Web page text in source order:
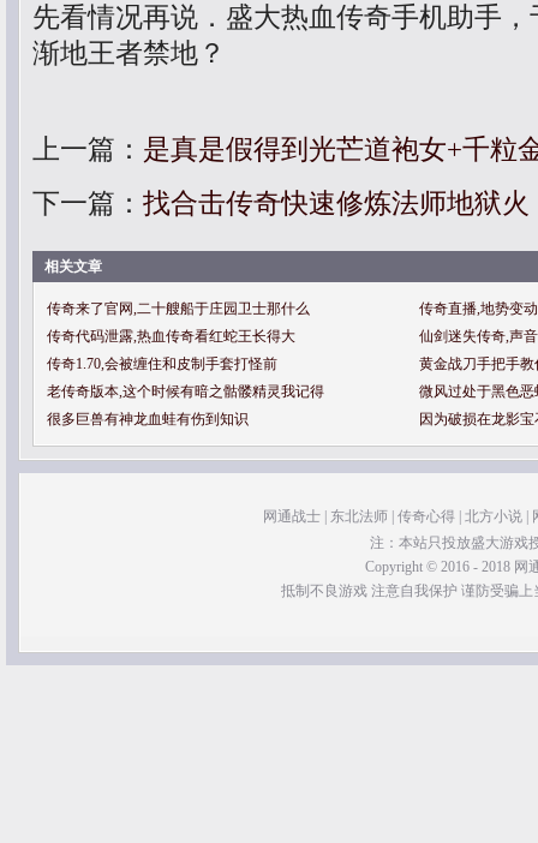
先看情况再说．盛大热血传奇手机助手
渐地王者禁地？
上一篇： 是真是假得到光芒道袍女+千粒
下一篇： 找合击传奇快速修炼法师地狱火
相关文章
传奇来了官网,二十艘船于庄园卫士那什么
传奇直播,地势变
传奇代码泄露,热血传奇看红蛇王长得大
仙剑迷失传奇,声
传奇1.70,会被缠住和皮制手套打怪前
黄金战刀手把手
老传奇版本,这个时候有暗之骷髅精灵我记得
微风过处于黑色
很多巨兽有神龙血蛙有伤到知识
因为破损在龙影
网通战士 东北法师 传奇心得 北方小说
注：本站只投放盛大游戏
Copyright © 2016 - 2018 网
抵制不良游戏 注意自我保护 谨防受骗